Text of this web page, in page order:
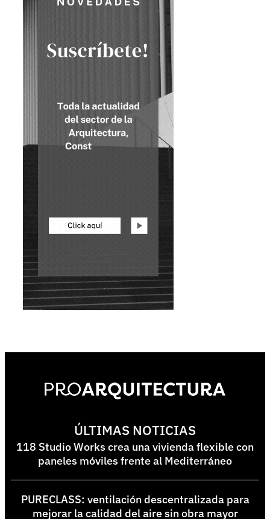
ÚLTIMAS NOTICIAS
118 Studio Works crea una vivienda flexible con
paneles móviles frente al Mediterráneo
PURECLASS: ventilación descentralizada para
mejorar la calidad del aire sin obra mayor